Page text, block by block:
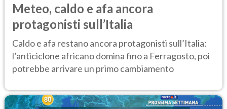
Meteo, caldo e afa ancora
protagonisti sull’Italia
Caldo e afa restano ancora protagonisti sull’Italia:
l’anticiclone africano domina fino a Ferragosto, poi
potrebbe arrivare un primo cambiamento